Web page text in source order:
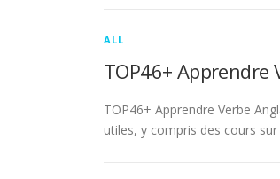
ALL
TOP46+ Apprendre
TOP46+ Apprendre Verbe
utiles, y compris des cours